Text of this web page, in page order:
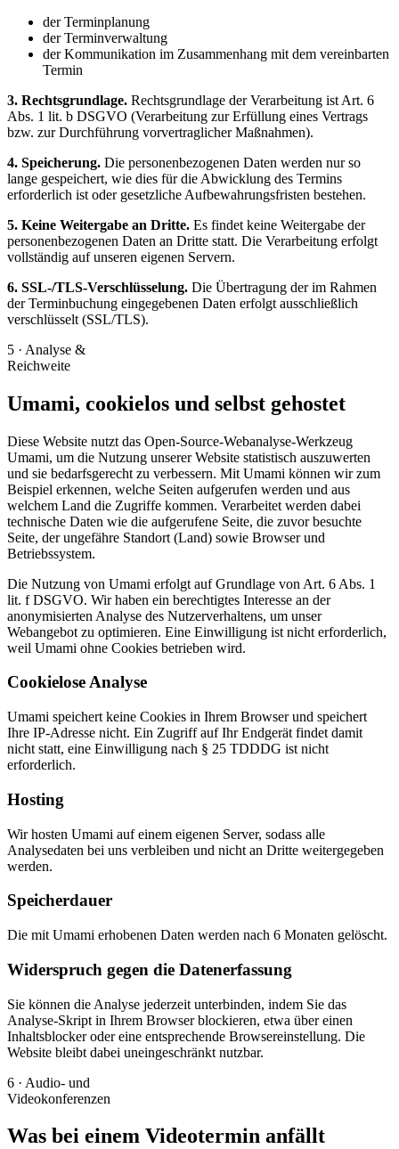
der Terminplanung
der Terminverwaltung
der Kommunikation im Zusammenhang mit dem vereinbarten
Termin
3. Rechtsgrundlage. Rechtsgrundlage der Verarbeitung ist Art. 6
Abs. 1 lit. b DSGVO (Verarbeitung zur Erfüllung eines Vertrags
bzw. zur Durchführung vorvertraglicher Maßnahmen).
4. Speicherung. Die personenbezogenen Daten werden nur so
lange gespeichert, wie dies für die Abwicklung des Termins
erforderlich ist oder gesetzliche Aufbewahrungsfristen bestehen.
5. Keine Weitergabe an Dritte. Es findet keine Weitergabe der
personenbezogenen Daten an Dritte statt. Die Verarbeitung erfolgt
vollständig auf unseren eigenen Servern.
6. SSL-/TLS-Verschlüsselung. Die Übertragung der im Rahmen
der Terminbuchung eingegebenen Daten erfolgt ausschließlich
verschlüsselt (SSL/TLS).
5 · Analyse &
Reichweite
Umami, cookielos und selbst gehostet
Diese Website nutzt das Open-Source-Webanalyse-Werkzeug
Umami, um die Nutzung unserer Website statistisch auszuwerten
und sie bedarfsgerecht zu verbessern. Mit Umami können wir zum
Beispiel erkennen, welche Seiten aufgerufen werden und aus
welchem Land die Zugriffe kommen. Verarbeitet werden dabei
technische Daten wie die aufgerufene Seite, die zuvor besuchte
Seite, der ungefähre Standort (Land) sowie Browser und
Betriebssystem.
Die Nutzung von Umami erfolgt auf Grundlage von Art. 6 Abs. 1
lit. f DSGVO. Wir haben ein berechtigtes Interesse an der
anonymisierten Analyse des Nutzerverhaltens, um unser
Webangebot zu optimieren. Eine Einwilligung ist nicht erforderlich,
weil Umami ohne Cookies betrieben wird.
Cookielose Analyse
Umami speichert keine Cookies in Ihrem Browser und speichert
Ihre IP-Adresse nicht. Ein Zugriff auf Ihr Endgerät findet damit
nicht statt, eine Einwilligung nach § 25 TDDDG ist nicht
erforderlich.
Hosting
Wir hosten Umami auf einem eigenen Server, sodass alle
Analysedaten bei uns verbleiben und nicht an Dritte weitergegeben
werden.
Speicherdauer
Die mit Umami erhobenen Daten werden nach 6 Monaten gelöscht.
Widerspruch gegen die Datenerfassung
Sie können die Analyse jederzeit unterbinden, indem Sie das
Analyse-Skript in Ihrem Browser blockieren, etwa über einen
Inhaltsblocker oder eine entsprechende Browsereinstellung. Die
Website bleibt dabei uneingeschränkt nutzbar.
6 · Audio- und
Videokonferenzen
Was bei einem Videotermin anfällt